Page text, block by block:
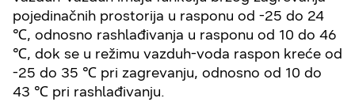
pojedinačnih prostorija u rasponu od -25 do 24
℃, odnosno rashlađivanja u rasponu od 10 do 46
℃, dok se u režimu vazduh-voda raspon kreće od
-25 do 35 ℃ pri zagrevanju, odnosno od 10 do
43 ℃ pri rashlađivanju.